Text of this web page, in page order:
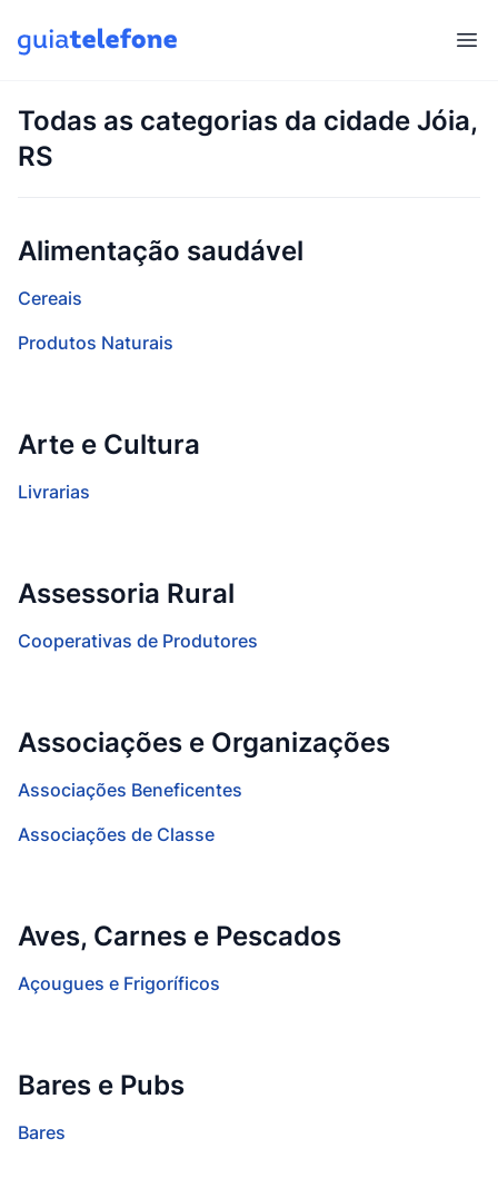
Todas as categorias da cidade Jóia,
RS
Alimentação saudável
Cereais
Produtos Naturais
Arte e Cultura
Livrarias
Assessoria Rural
Cooperativas de Produtores
Associações e Organizações
Associações Beneficentes
Associações de Classe
Aves, Carnes e Pescados
Açougues e Frigoríficos
Bares e Pubs
Bares